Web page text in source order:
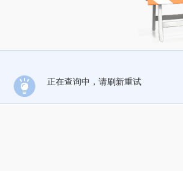
正在查询中，请刷新重试